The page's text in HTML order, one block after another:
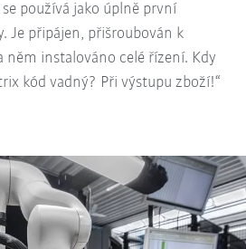
používá jako úplně první
Je připájen, přišroubován k
něm instalováno celé řízení. Kdy
kód vadný? Při výstupu zboží!“